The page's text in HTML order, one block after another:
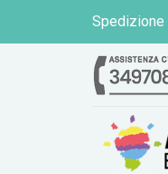
Spedizione